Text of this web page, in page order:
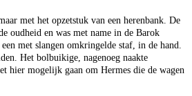
met het opzetstuk van een herenbank. De
oudheid en was met name in de Barok
met slangen omkringelde staf, in de hand.
Het bolbuikige, nagenoeg naakte
hier mogelijk gaan om Hermes die de wagen